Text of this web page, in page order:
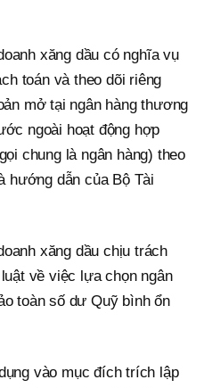
xăng dầu có nghĩa vụ
toán và theo dõi riêng
mở tại ngân hàng thương
ngoài hoạt động hợp
chung là ngân hàng) theo
hướng dẫn của Bộ Tài
xăng dầu chịu trách
về việc lựa chọn ngân
toàn số dư Quỹ bình ổn
vào mục đích trích lập